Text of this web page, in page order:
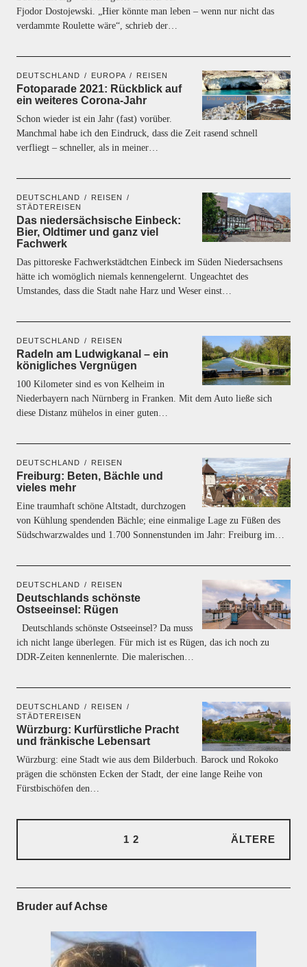
Fjodor Dostojewski. „Hier könnte man leben – wenn nur nicht das
verdammte Roulette wäre“, schrieb der…
DEUTSCHLAND EUROPA REISEN
Fotoparade 2021: Rückblick auf
ein weiteres Corona-Jahr
Schon wieder ist ein Jahr (fast) vorüber.
Manchmal habe ich den Eindruck, dass die Zeit rasend schnell
verfliegt – schneller, als in meiner…
DEUTSCHLAND
REISEN
STÄDTEREISEN
Das niedersächsische Einbeck:
Bier, Oldtimer und ganz viel
Fachwerk
Das pittoreske Fachwerkstädtchen Einbeck im Süden Niedersachsens
hätte ich womöglich niemals kennengelernt. Ungeachtet des
Umstandes, dass die Stadt nahe Harz und Weser einst…
DEUTSCHLAND REISEN
Radeln am Ludwigkanal – ein
königliches Vergnügen
100 Kilometer sind es von Kelheim in
Niederbayern nach Nürnberg in Franken. Mit dem Auto ließe sich
diese Distanz mühelos in einer guten…
DEUTSCHLAND REISEN
Freiburg: Beten, Bächle und
vieles mehr
Eine traumhaft schöne Altstadt, durchzogen
von Kühlung spendenden Bächle; eine einmalige Lage zu Füßen des
Südschwarzwaldes und 1.700 Sonnenstunden im Jahr: Freiburg im…
DEUTSCHLAND REISEN
Deutschlands schönste
Ostseeinsel: Rügen
Deutschlands schönste Ostseeinsel? Da muss
ich nicht lange überlegen. Für mich ist es Rügen, das ich noch zu
DDR-Zeiten kennenlernte. Die malerischen…
DEUTSCHLAND
REISEN
STÄDTEREISEN
Würzburg: Kurfürstliche Pracht
und fränkische Lebensart
Würzburg: eine Stadt wie aus dem Bilderbuch. Barock und Rokoko
prägen die schönsten Ecken der Stadt, der eine lange Reihe von
Fürstbischöfen den…
1 2 ÄLTERE
Bruder auf Achse